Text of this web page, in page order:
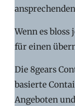
Wenn es bloss
für einen
Die 8gears
basierte
Angeboten